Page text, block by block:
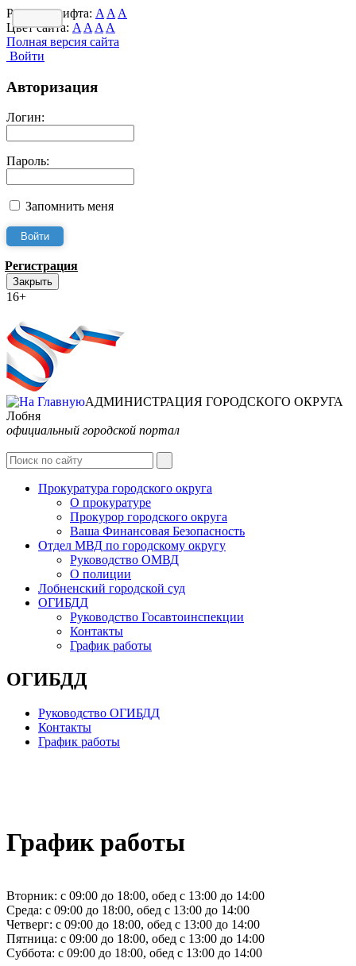
Размер шрифта: A A A
Цвет сайта: A A A A
Полная версия сайта
Войти
Авторизация
Логин:
Пароль:
Запомнить меня
Регистрация
Закрыть
16+
АДМИНИСТРАЦИЯ ГОРОДСКОГО ОКРУГА
Лобня
официальный городской портал
Прокуратура городского округа
О прокуратуре
Прокурор городского округа
Ваша Финансовая Безопасность
Отдел МВД по городскому округу
Руководство ОМВД
О полиции
Лобненский городской суд
ОГИБДД
Руководство Госавтоинспекции
Контакты
График работы
ОГИБДД
Руководство ОГИБДД
Контакты
График работы
График работы
Вторник: с 09:00 до 18:00, обед с 13:00 до 14:00
Среда: с 09:00 до 18:00, обед с 13:00 до 14:00
Четверг: с 09:00 до 18:00, обед с 13:00 до 14:00
Пятница: с 09:00 до 18:00, обед с 13:00 до 14:00
Суббота: с 09:00 до 18:00, обед с 13:00 до 14:00